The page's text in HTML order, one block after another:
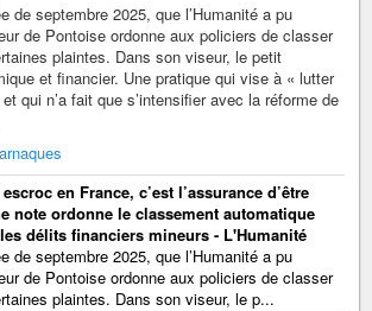
de septembre 2025, que l’Humanité a pu
de Pontoise ordonne aux policiers de classer
plaintes. Dans son viseur, le petit
et financier. Une pratique qui vise à « lutter
qui n’a fait que s’intensifier avec la réforme de
en France, c’est l’assurance d’être
note ordonne le classement automatique
délits financiers mineurs - L'Humanité
de septembre 2025, que l’Humanité a pu
de Pontoise ordonne aux policiers de classer
plaintes. Dans son viseur, le p...